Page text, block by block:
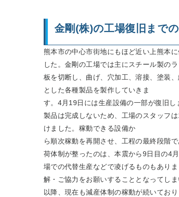
金剛(株)の工場復旧まで
熊本市の中心市街地にもほど近い上熊本
した。金剛の工場では主にスチール製の
板を切断し、曲げ、穴加工、溶接、塗装
とした各種製品を製作していきま
す。4月19日には生産設備の一部が復旧
製品は完成しないため、工場のスタッフ
けました。稼動できる設備か
ら順次稼動を再開させ、工程の最終段階
荷体制が整ったのは、本震から9日目の4
場での代替生産などで凌げるものもあり
解・ご協力をお願いすることとなってし
以降、現在も減産体制の稼動が続いてお